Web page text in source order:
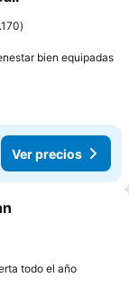
bien equipadas
Ver precios
todo el añoVer